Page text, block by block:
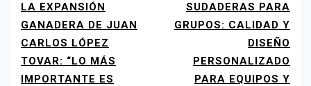
NAVEGACIÓN
DE
ENTRADAS
LA EXPANSIÓN
GANADERA DE JUAN
CARLOS LÓPEZ
TOVAR: “LO MÁS
IMPORTANTE ES
SUDADERAS PARA
GRUPOS: CALIDAD Y
DISEÑO
PERSONALIZADO
PARA EQUIPOS Y